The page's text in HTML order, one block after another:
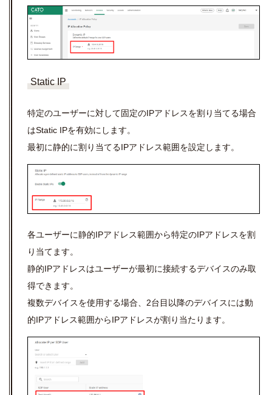
Static IP
特定のユーザーに対して固定のIPアドレスを割り当てる場合
はStatic IPを有効にします。
最初に静的に割り当てるIPアドレス範囲を設定します。
各ユーザーに静的IPアドレス範囲から特定のIPアドレスを割
り当てます。
静的IPアドレスはユーザーが最初に接続するデバイスのみ取
得できます。
複数デバイスを使用する場合、2台目以降のデバイスには動
的IPアドレス範囲からIPアドレスが割り当たります。